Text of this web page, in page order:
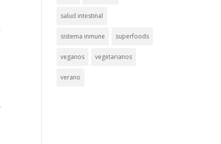
salud intestinal
sistema inmune superfoods
veganos vegetarianos
verano